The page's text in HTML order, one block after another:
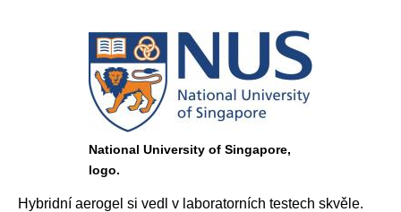
National University of Singapore,
logo.
Hybridní aerogel si vedl v laboratorních testech skvěle.